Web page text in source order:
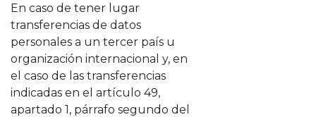
En caso de tener lugar
transferencias de datos
personales a un tercer país u
organización internacional y, en
el caso de las transferencias
indicadas en el artículo 49,
apartado 1, párrafo segundo del